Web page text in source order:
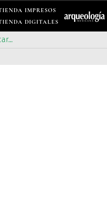
IMPRESOS
DIGITALES